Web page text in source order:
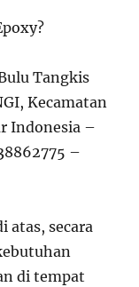
Tangkis
Kecamatan
Indonesia –
–
atas, secara
di tempat